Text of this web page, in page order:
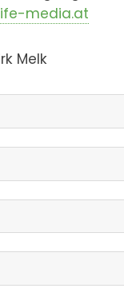
media.at
Melk